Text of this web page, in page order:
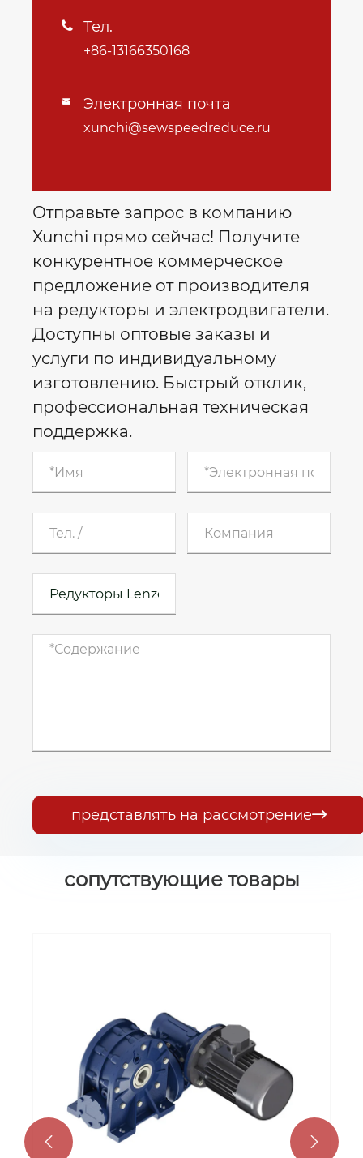
 Тел.
+86-13166350168
 Электронная почта
xunchi@sewspeedreduce.ru
Отправьте запрос в компанию
Xunchi прямо сейчас! Получите
конкурентное коммерческое
предложение от производителя
на редукторы и электродвигатели.
Доступны оптовые заказы и
услуги по индивидуальному
изготовлению. Быстрый отклик,
профессиональная техническая
поддержка.
представлять на рассмотрение
сопутствующие товары
 